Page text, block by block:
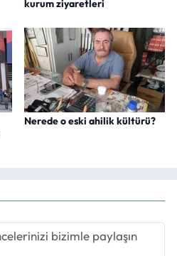
kurum ziyaretleri
Nerede o eski ahilik kültürü?